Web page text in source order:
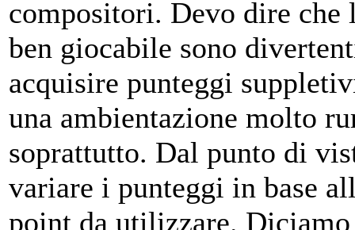
compositori. Devo dire che
ben giocabile sono
acquisire punteggi
una ambientazione molto
soprattutto. Dal punto di
variare i punteggi in base
point da utilizzare.